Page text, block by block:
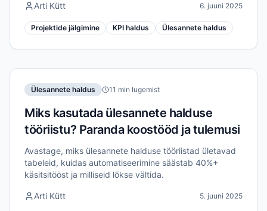
projektide edenemise jälgimiseks.
Arti Kütt 6. juuni 2025
Projektide jälgimine KPI haldus Ülesannete haldus
Ülesannete haldus 11 min lugemist
Miks kasutada ülesannete halduse
tööriistu? Paranda koostööd ja tulemusi
Avastage, miks ülesannete halduse tööriistad ületavad
tabeleid, kuidas automatiseerimine säästab 40%+
käsitsitööst ja milliseid lõkse vältida.
Arti Kütt 5. juuni 2025